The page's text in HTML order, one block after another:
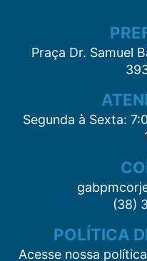
Praça Dr. Samuel
Segunda à Sexta:
(38)
POLÍTICA
Acesse nossa